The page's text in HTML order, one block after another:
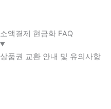
소액결제 현금화 FAQ​
상품권 교환 안내 및 유의사항